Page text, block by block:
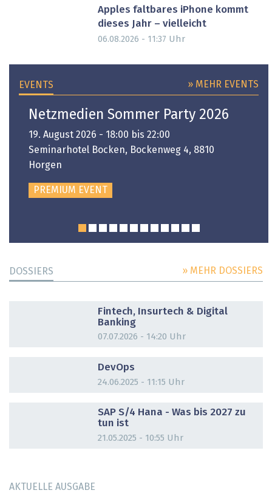
Apples faltbares iPhone kommt
dieses Jahr – vielleicht
06.08.2026 - 11:37 Uhr
EVENTS » MEHR EVENTS
Netzmedien Sommer Party 2026
19. August 2026 - 18:00 bis 22:00
Seminarhotel Bocken, Bockenweg 4, 8810
Horgen
PREMIUM EVENT
DOSSIERS » MEHR DOSSIERS
Fintech, Insurtech & Digital
Banking
07.07.2026 - 14:20 Uhr
DevOps
24.06.2025 - 11:15 Uhr
SAP S/4 Hana - Was bis 2027 zu
tun ist
21.05.2025 - 10:55 Uhr
AKTUELLE AUSGABE